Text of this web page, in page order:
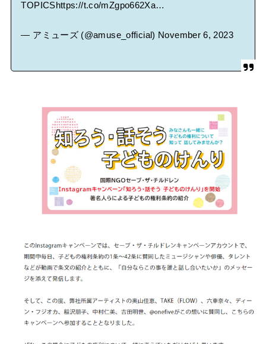
TOPICShttps://t.co/mZgpo662Xa…
— アミューズ (@amuse_official) November 6, 2023